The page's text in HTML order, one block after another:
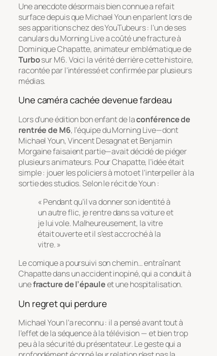
Une anecdote désormais bien connue a refait
surface depuis que Michael Youn en parlent lors de
ses apparitions chez des YouTubeurs : l’un de ses
canulars duMorning Livea coûté une fracture à
Dominique Chapatte, animateur emblématique de
Turbosur M6. Voici la vérité derrière cette histoire,
racontée par l’intéressé et confirmée par plusieurs
médias.
Une caméra cachée devenue fardeau
Lors d’une édition bon enfant de laconférence de
rentrée de M6, l’équipe duMorning Live—dont
Michael Youn, Vincent Desagnat et Benjamin
Morgaine faisaient partie—avait décidé de piéger
plusieurs animateurs. Pour Chapatte, l’idée était
simple : jouer les policiers à moto et l’interpeller à la
sortie des studios. Selon le récit de Youn :
« Pendant qu’il va donner son identité à
un autre flic, je rentre dans sa voiture et
je lui vole. Malheureusement, la vitre
était ouverte et il s’est accroché à la
vitre. »
Le comique a poursuivi son chemin… entraînant
Chapatte dans un accident inopiné, qui a conduit à
unefracture de l’épauleet une hospitalisation.
Un regret qui perdure
Michael Youn l’a reconnu : il a pensé avant tout à
l’effet de la séquence à la télévision — et bien trop
peu à la sécurité du présentateur. Le geste qui a